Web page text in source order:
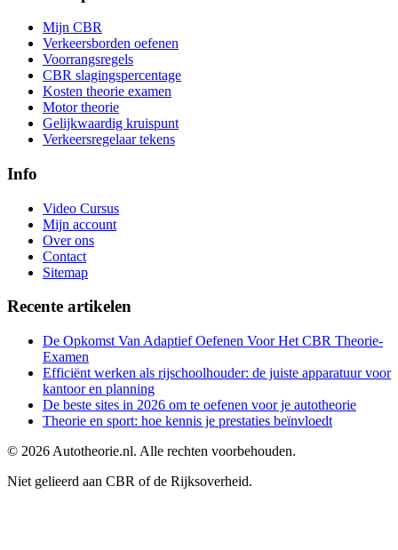
Mijn CBR
Verkeersborden oefenen
Voorrangsregels
CBR slagingspercentage
Kosten theorie examen
Motor theorie
Gelijkwaardig kruispunt
Verkeersregelaar tekens
Info
Video Cursus
Mijn account
Over ons
Contact
Sitemap
Recente artikelen
De Opkomst Van Adaptief Oefenen Voor Het CBR Theorie-
Examen
Efficiënt werken als rijschoolhouder: de juiste apparatuur voor
kantoor en planning
De beste sites in 2026 om te oefenen voor je autotheorie
Theorie en sport: hoe kennis je prestaties beïnvloedt
© 2026 Autotheorie.nl. Alle rechten voorbehouden.
Niet gelieerd aan CBR of de Rijksoverheid.